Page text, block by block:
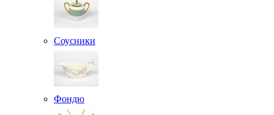
Соусники
Фондю